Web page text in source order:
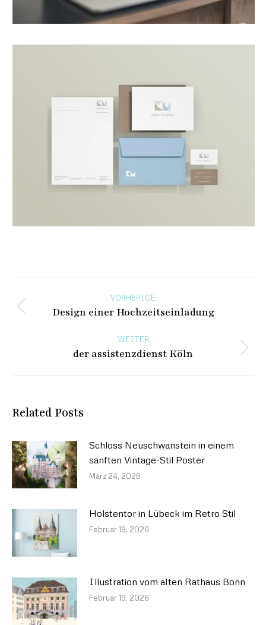
VORHERIGE
Vorheriger
Design einer Hochzeitseinladung
WEITER
Nächster
der assistenzdienst Köln
Related Posts
Schloss Neuschwanstein in einem
sanften Vintage-Stil Poster
März 24, 2026
Holstentor in Lübeck im Retro Stil
Februar 19, 2026
Illustration vom alten Rathaus Bonn
Februar 19, 2026